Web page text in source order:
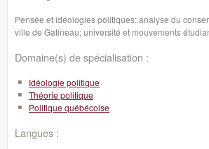
Pensée et idéologies politiques; analyse du
ville de Gatineau; université et mouvements
Domaine(s) de spécialisation :
Idéologie politique
Théorie politique
Politique québécoise
Langues :